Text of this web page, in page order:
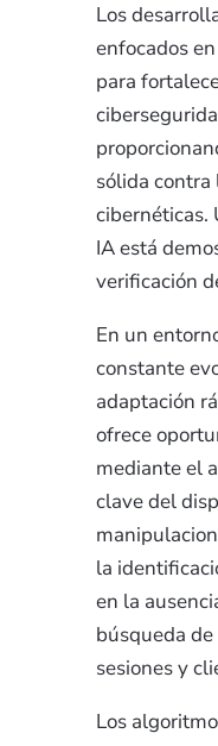
Los
enfocados
para
sólida contra
cibernéticas.
IA está
verificación
En un
constante
adaptación
ofrece
mediante el
clave del
la
en la
búsqueda
sesiones y
Los